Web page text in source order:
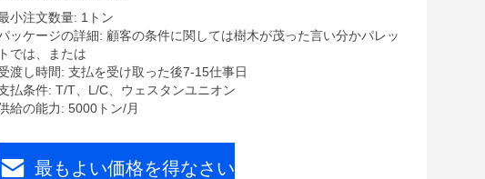
小注文数量: 1トン
ッケージの詳細: 顧客の条件に関しては樹木が茂った言い分かパレッ
トでは、または
渡し時間: 支払を受け取った後7-15仕事日
払条件: T/T、L/C、ウェスタンユニオン
給の能力: 5000トン/月
最もよい価格を得なさい